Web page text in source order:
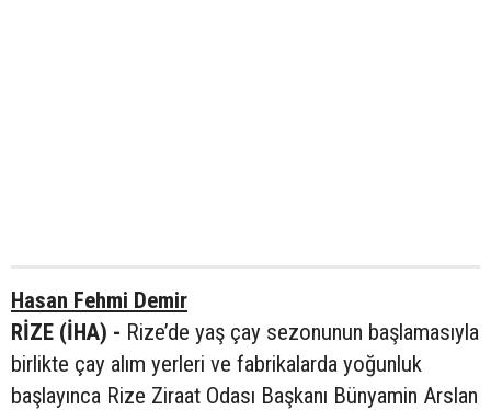
Hasan Fehmi Demir
RİZE (İHA) - Rize’de yaş çay sezonunun başlamasıyla
birlikte çay alım yerleri ve fabrikalarda yoğunluk
başlayınca Rize Ziraat Odası Başkanı Bünyamin Arslan